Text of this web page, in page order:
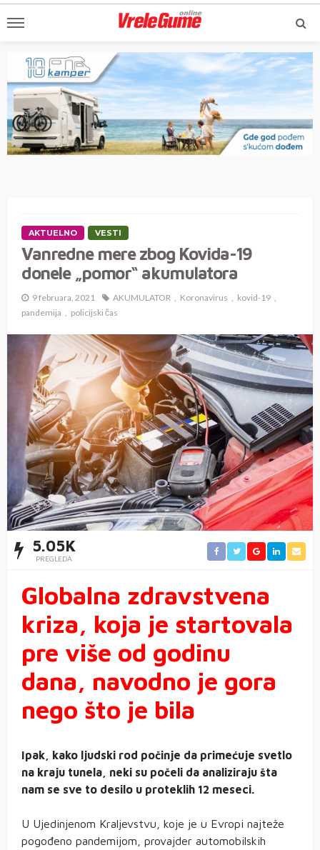
AKTUELNO VESTI
Vanredne mere zbog Kovida-19
donele „pomor“ akumulatora
9 februara, 2021 AKUMULATOR Koronavirus
kovid-19
pandemija
policijski čas
5.05K
PREGLEDA
Globalna zdravstvena
kriza, koja je startovala
pre više od godinu
dana, navodno je gora
nego što je bila
Ipak, kako ljudski rod počinje da primećuje svetlo
na kraju tunela, neki su počeli da analiziraju šta
nam se sve to desilo u proteklih 12 meseci.
U Ujedinjenom Kraljevstvu, koje je u Evropi najteže
pogođeno pandemijom, provajder automobilskih